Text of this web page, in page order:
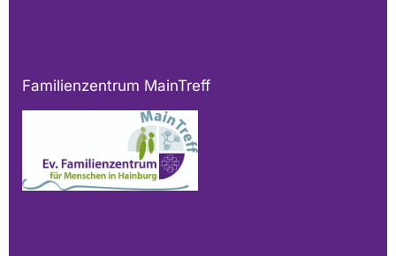
Familienzentrum MainTreff